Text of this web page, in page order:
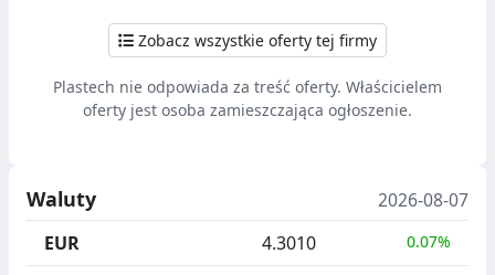
Zobacz wszystkie oferty tej firmy
Plastech nie odpowiada za treść oferty. Właścicielem
oferty jest osoba zamieszczająca ogłoszenie.
Waluty
2026-08-07
EUR
4.3010 0.07%